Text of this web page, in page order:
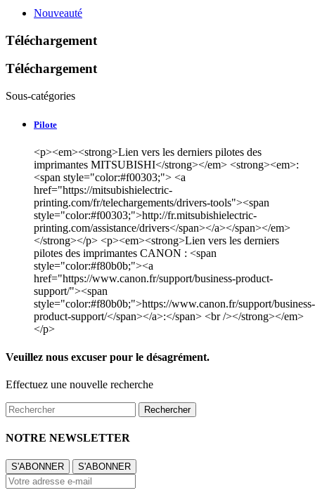
Nouveauté
Téléchargement
Téléchargement
Sous-catégories
Pilote
<p><em><strong>Lien vers les derniers pilotes des
imprimantes MITSUBISHI</strong></em> <strong><em>:
<span style="color:#f00303;"> <a
href="https://mitsubishielectric-
printing.com/fr/telechargements/drivers-tools"><span
style="color:#f00303;">http://fr.mitsubishielectric-
printing.com/assistance/drivers</span></a></span></em>
</strong></p> <p><em><strong>Lien vers les derniers
pilotes des imprimantes CANON : <span
style="color:#f80b0b;"><a
href="https://www.canon.fr/support/business-product-
support/"><span
style="color:#f80b0b;">https://www.canon.fr/support/business-
product-support/</span></a>:</span> <br /></strong></em>
</p>
Veuillez nous excuser pour le désagrément.
Effectuez une nouvelle recherche
Rechercher
NOTRE NEWSLETTER